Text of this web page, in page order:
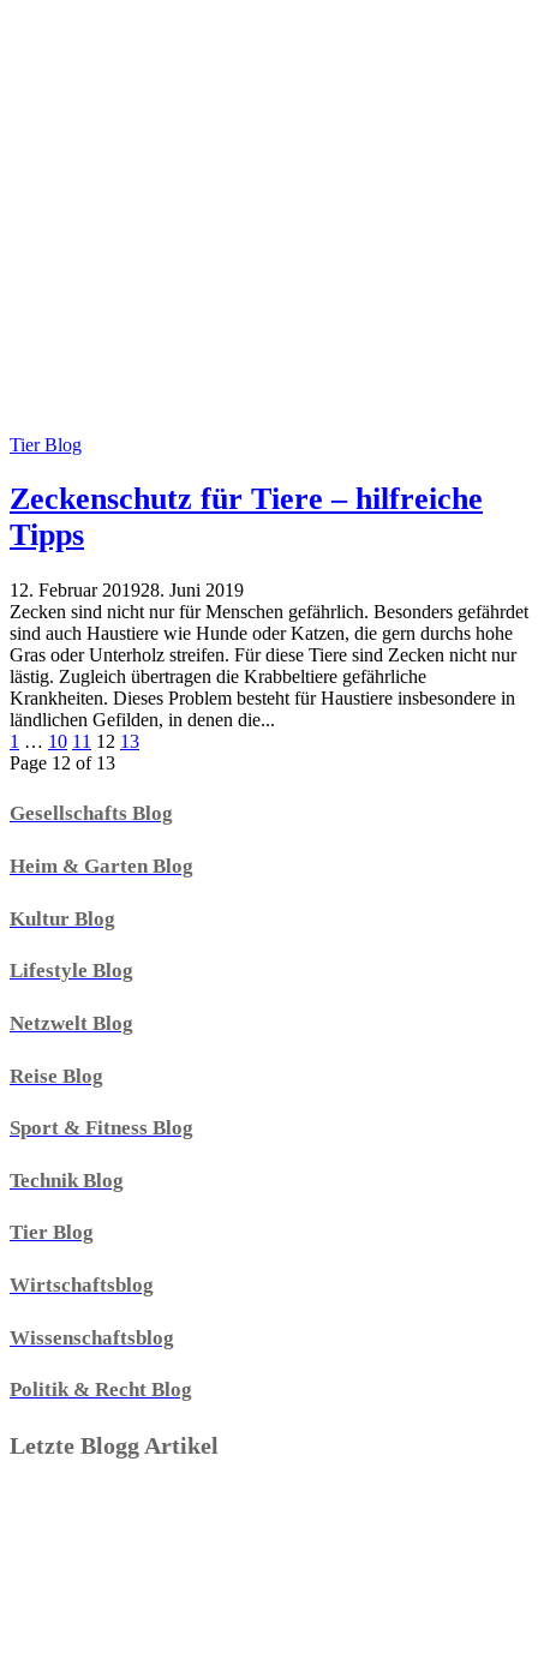
Tier Blog
Zeckenschutz für Tiere – hilfreiche
Tipps
12. Februar 201928. Juni 2019
Zecken sind nicht nur für Menschen gefährlich. Besonders gefährdet
sind auch Haustiere wie Hunde oder Katzen, die gern durchs hohe
Gras oder Unterholz streifen. Für diese Tiere sind Zecken nicht nur
lästig. Zugleich übertragen die Krabbeltiere gefährliche
Krankheiten. Dieses Problem besteht für Haustiere insbesondere in
ländlichen Gefilden, in denen die...
1 … 10 11 12 13
Page 12 of 13
Gesellschafts Blog
Heim & Garten Blog
Kultur Blog
Lifestyle Blog
Netzwelt Blog
Reise Blog
Sport & Fitness Blog
Technik Blog
Tier Blog
Wirtschaftsblog
Wissenschaftsblog
Politik & Recht Blog
Letzte Blogg Artikel